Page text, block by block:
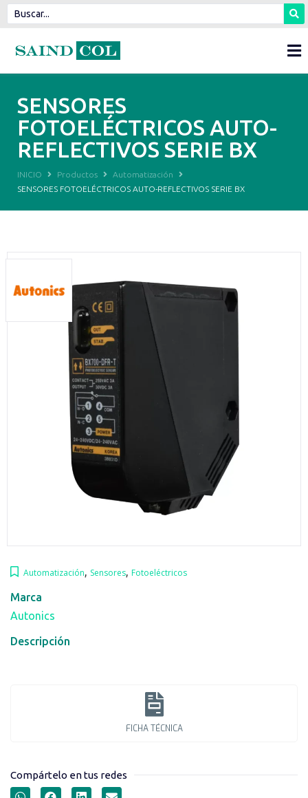
SENSORES
FOTOELÉCTRICOS AUTO-
REFLECTIVOS SERIE BX
INICIO Productos
Automatización
SENSORES FOTOELÉCTRICOS AUTO-REFLECTIVOS SERIE BX
Automatización, Sensores, Fotoeléctricos
Marca
Autonics
Descripción
FICHA TÉCNICA
Compártelo en tus redes